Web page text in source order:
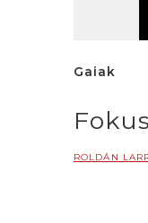
Gaiak
ROLDÁN